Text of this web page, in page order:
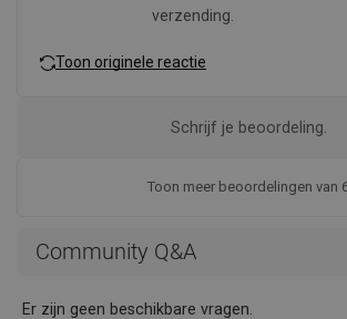
verzending.
Toon originele reactie
Toon meer beoordelingen van
Schrijf je beoordeling.
Community Q&A
Er zijn geen beschikbare vragen.